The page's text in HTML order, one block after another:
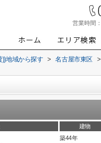
営業時間：
))地域から探す > 名古屋市東区 >
建物
築44年